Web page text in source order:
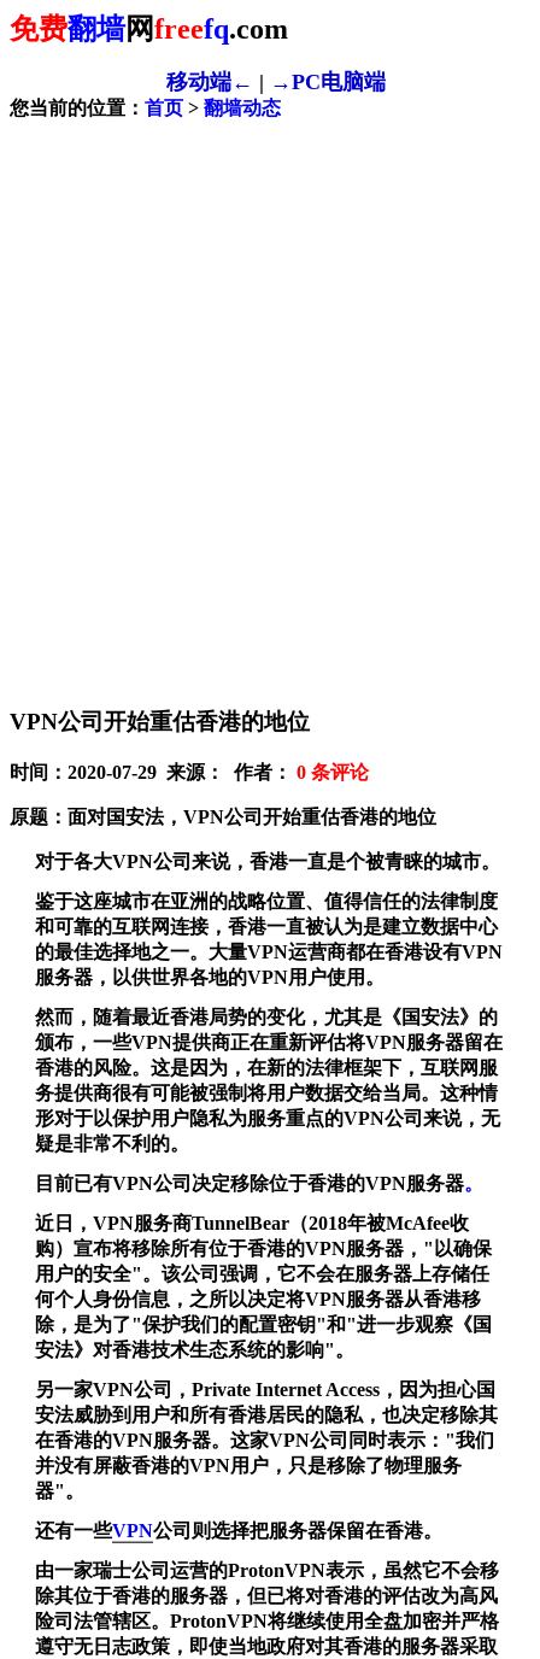
免费翻墙网freefq.com
移动端← | →PC电脑端
您当前的位置： 首页 > 翻墙动态
VPN公司开始重估香港的地位
时间：2020-07-29 来源： 作者： 0 条评论
原题：面对国安法，VPN公司开始重估香港的地位
对于各大VPN公司来说，香港一直是个被青睐的城市。
鉴于这座城市在亚洲的战略位置、值得信任的法律制度
和可靠的互联网连接，香港一直被认为是建立数据中心
的最佳选择地之一。大量VPN运营商都在香港设有VPN
服务器，以供世界各地的VPN用户使用。
然而，随着最近香港局势的变化，尤其是《国安法》的
颁布，一些VPN提供商正在重新评估将VPN服务器留在
香港的风险。这是因为，在新的法律框架下，互联网服
务提供商很有可能被强制将用户数据交给当局。这种情
形对于以保护用户隐私为服务重点的VPN公司来说，无
疑是非常不利的。
目前已有VPN公司决定移除位于香港的VPN服务器。
近日，VPN服务商TunnelBear （2018年被McAfee收
购）宣布将移除所有位于香港的VPN服务器，"以确保
用户的安全"。该公司强调，它不会在服务器上存储任
何个人身份信息，之所以决定将VPN服务器从香港移
除，是为了"保护我们的配置密钥"和"进一步观察《国
安法》对香港技术生态系统的影响"。
另一家VPN公司， Private Internet Access ，因为担心国
安法威胁到用户和所有香港居民的隐私，也决定移除其
在香港的VPN服务器。这家VPN公司同时表示："我们
并没有屏蔽香港的VPN用户，只是移除了物理服务
器"。
还有一些VPN公司则选择把服务器保留在香港。
由一家瑞士公司运营的ProtonVPN表示，虽然它不会移
除其位于香港的服务器，但已将对香港的评估改为高风
险司法管辖区。ProtonVPN将继续使用全盘加密并严格
遵守无日志政策，即使当地政府对其香港的服务器采取